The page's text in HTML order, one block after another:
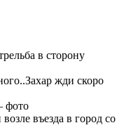
в сторону
жди скоро
фото
въезда в город со